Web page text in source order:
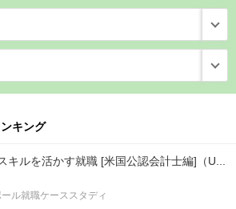
キング
キルを活かす就職 [米国公認会計士編]（U...
ル就職ケーススタディ